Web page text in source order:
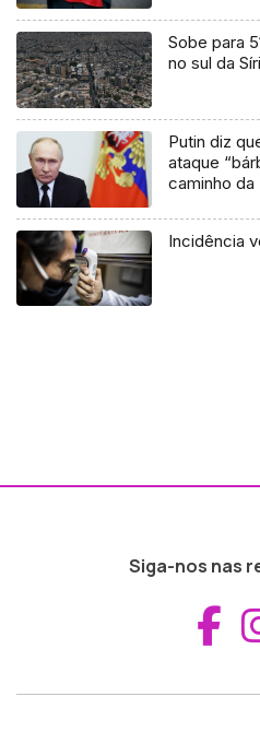
Sobe para
no sul da
Putin diz
ataque
caminho da
Incidência
Siga-nos nas